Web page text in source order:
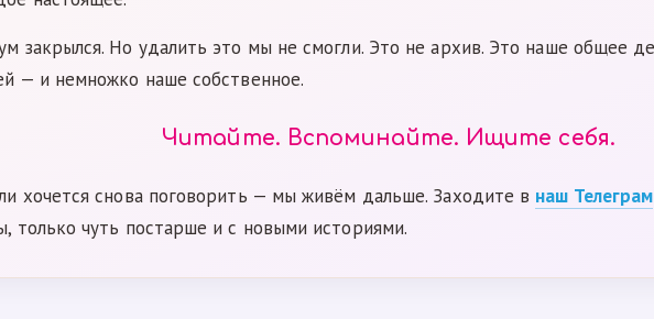
закрылся. Но удалить это мы не смогли. Это не архив. Это наше общее
— и немножко наше собственное.
Читайте. Вспоминайте. Ищите себя.
хочется снова поговорить — мы живём дальше. Заходите в наш Телеграм
только чуть постарше и с новыми историями.